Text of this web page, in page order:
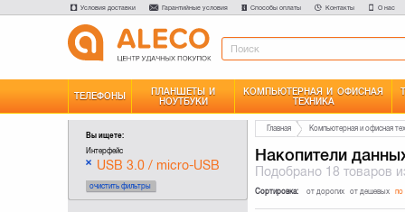
Условия доставки Гарантийные условия Способы оплаты Контакты О нас
ТЕЛЕФОНЫ
ПЛАНШЕТЫ И
НОУТБУКИ
КОМПЬЮТЕРНАЯ И ОФИСНАЯ
ТЕХНИКА
Вы ищете:
Интерфейс
USB 3.0 / micro-USB
очистить фильтры
Главная Компьютерная и офисная
Накопители
Подобрано 18 товаров
Сортировка: от дорогих от дешевых по